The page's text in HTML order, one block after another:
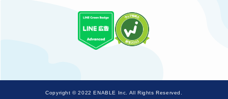
Copyright © 2022 ENABLE Inc. All Rights Reserved.